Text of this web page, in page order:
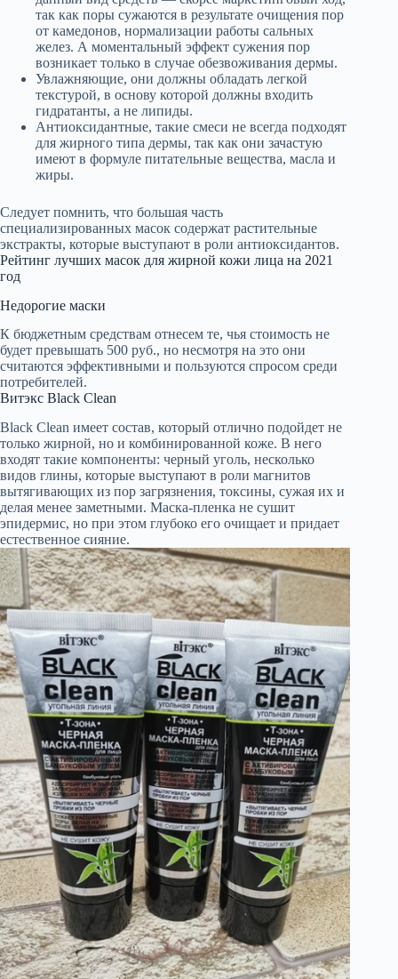
так как поры сужаются в результате очищения пор
от камедонов, нормализации работы сальных
желез. А моментальный эффект сужения пор
возникает только в случае обезвоживания дермы.
Увлажняющие, они должны обладать легкой
текстурой, в основу которой должны входить
гидратанты, а не липиды.
Антиоксидантные, такие смеси не всегда подходят
для жирного типа дермы, так как они зачастую
имеют в формуле питательные вещества, масла и
жиры.
Следует помнить, что большая часть
специализированных масок содержат растительные
экстракты, которые выступают в роли антиоксидантов.
Рейтинг лучших масок для жирной кожи лица на 2021
год
Недорогие маски
К бюджетным средствам отнесем те, чья стоимость не
будет превышать 500 руб., но несмотря на это они
считаются эффективными и пользуются спросом среди
потребителей.
Витэкс Black Clean
Black Clean имеет состав, который отлично подойдет не
только жирной, но и комбинированной коже. В него
входят такие компоненты: черный уголь, несколько
видов глины, которые выступают в роли магнитов
вытягивающих из пор загрязнения, токсины, сужая их и
делая менее заметными. Маска-пленка не сушит
эпидермис, но при этом глубоко его очищает и придает
естественное сияние.